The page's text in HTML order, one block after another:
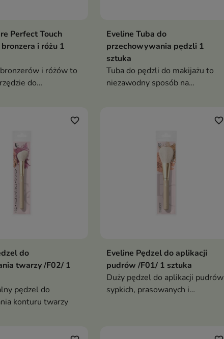
Perfect Touch
i różu 1
i różów to
do
Eveline Tuba do
przechowywania pędzli 1
sztuka
Tuba do pędzli do makijażu to
niezawodny sposób na
ulubionych narzędzi do makijażu
favorite_border
do
twarzy /F02/ 1
pędzel do
konturu twarzy
favorite_border
Eveline Pędzel do aplikacji
pudrów /F01/ 1 sztuka
Duży pędzel do aplikacji pudrów
sypkich, prasowanych i